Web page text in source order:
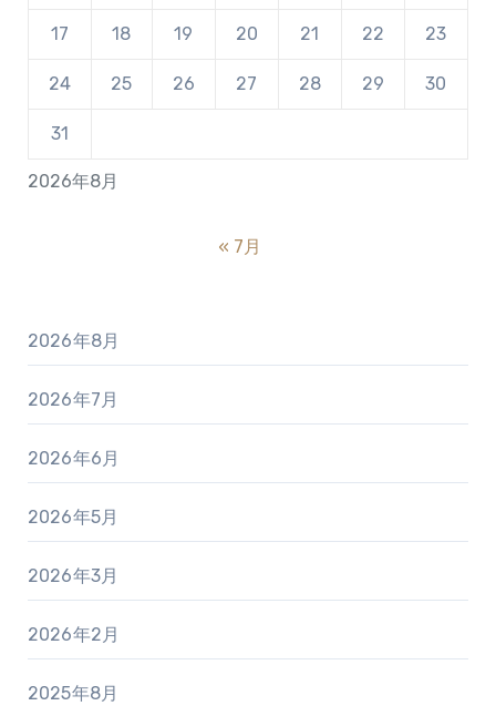
2026年8月
17 18 19 20 21 22 23
24 25 26 27 28 29 30
31
« 7月
2026年8月
2026年7月
2026年6月
2026年5月
2026年3月
2026年2月
2025年8月